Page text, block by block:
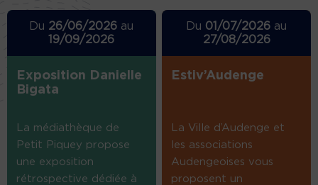
Du 26/06/2026 au
19/09/2026
Exposition Danielle
Bigata
La médiathèque de
Petit Piquey propose
une exposition
rétrospective dédiée à
Du 01/07/2026 au
27/08/2026
Estiv’Audenge
La Ville d’Audenge et
les associations
Audengeoises vous
proposent un